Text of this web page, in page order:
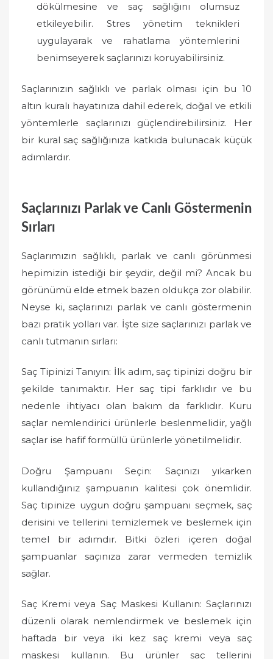
dökülmesine ve saç sağlığını olumsuz
etkileyebilir. Stres yönetim teknikleri
uygulayarak ve rahatlama yöntemlerini
benimseyerek saçlarınızı koruyabilirsiniz.
Saçlarınızın sağlıklı ve parlak olması için bu 10
altın kuralı hayatınıza dahil ederek, doğal ve etkili
yöntemlerle saçlarınızı güçlendirebilirsiniz. Her
bir kural saç sağlığınıza katkıda bulunacak küçük
adımlardır.
Saçlarınızı Parlak ve Canlı Göstermenin
Sırları
Saçlarımızın sağlıklı, parlak ve canlı görünmesi
hepimizin istediği bir şeydir, değil mi? Ancak bu
görünümü elde etmek bazen oldukça zor olabilir.
Neyse ki, saçlarınızı parlak ve canlı göstermenin
bazı pratik yolları var. İşte size saçlarınızı parlak ve
canlı tutmanın sırları:
Saç Tipinizi Tanıyın: İlk adım, saç tipinizi doğru bir
şekilde tanımaktır. Her saç tipi farklıdır ve bu
nedenle ihtiyacı olan bakım da farklıdır. Kuru
saçlar nemlendirici ürünlerle beslenmelidir, yağlı
saçlar ise hafif formüllü ürünlerle yönetilmelidir.
Doğru Şampuanı Seçin: Saçınızı yıkarken
kullandığınız şampuanın kalitesi çok önemlidir.
Saç tipinize uygun doğru şampuanı seçmek, saç
derisini ve tellerini temizlemek ve beslemek için
temel bir adımdır. Bitki özleri içeren doğal
şampuanlar saçınıza zarar vermeden temizlik
sağlar.
Saç Kremi veya Saç Maskesi Kullanın: Saçlarınızı
düzenli olarak nemlendirmek ve beslemek için
haftada bir veya iki kez saç kremi veya saç
maskesi kullanın. Bu ürünler saç tellerini